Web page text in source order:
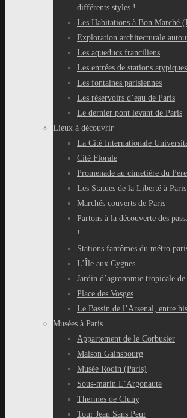
différents styles !
Les Habitations à Bon Marché
Exploration architecturale
Les aqueducs franciliens
Les entrées de stations
Les fontaines parisiennes
Les réservoirs d’eau de Paris
Le dernier pont levant de Paris
Lieux à découvrir
La Cité Internationale
Cité Florale
Promenade au cimetière du
Les Statues de la Liberté à Paris
Marchés couverts de Paris
Partons à la découverte des
!
Stations fantômes du métro
L’Île aux Cygnes
Jardin d’agronomie tropicale de
Place des Vosges
Le Bassin de l’Arsenal, entre
Musées à Paris
Appartement de le Corbusier
Maison Gainsbourg
Musée Rodin (Paris)
Sous-marin L’Argonaute
Thermes de Cluny
Tour Jean Sans Peur